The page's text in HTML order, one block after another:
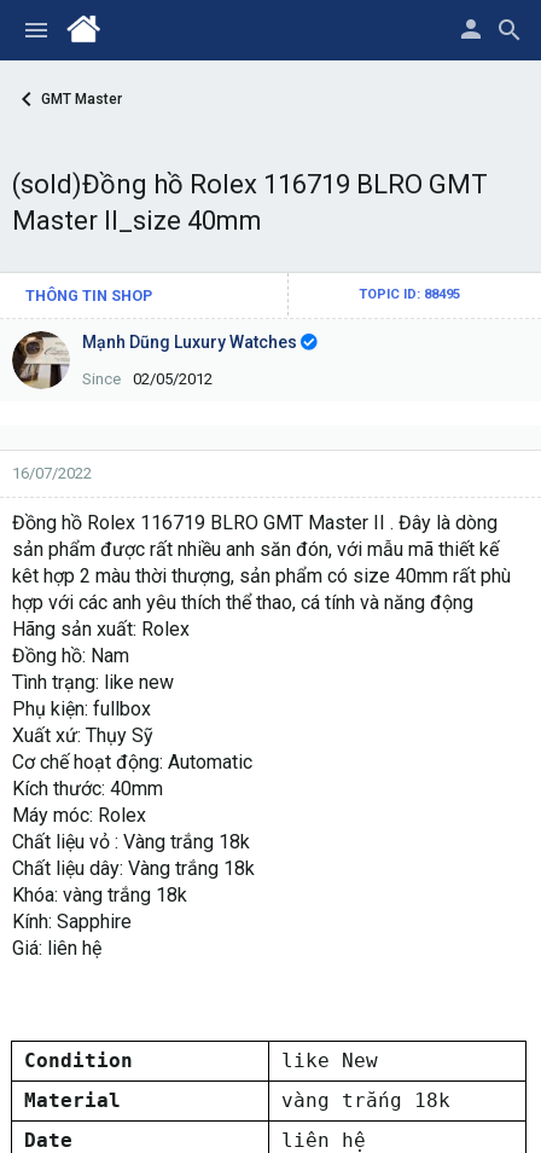
GMT Master
(sold)Đồng hồ Rolex 116719 BLRO GMT
Master II_size 40mm
THÔNG TIN SHOP TOPIC ID: 88495
Mạnh Dũng Luxury Watches
Since 02/05/2012
16/07/2022
Đồng hồ Rolex 116719 BLRO GMT Master II . Đây là dòng
sản phẩm được rất nhiều anh săn đón, với mẫu mã thiết kế
kêt hợp 2 màu thời thượng, sản phẩm có size 40mm rất phù
hợp với các anh yêu thích thể thao, cá tính và năng động
Hãng sản xuất: Rolex
Đồng hồ: Nam
Tình trạng: like new
Phụ kiện: fullbox
Xuất xứ: Thụy Sỹ
Cơ chế hoạt động: Automatic
Kích thước: 40mm
Máy móc: Rolex
Chất liệu vỏ : Vàng trắng 18k
Chất liệu dây: Vàng trắng 18k
Khóa: vàng trắng 18k
Kính: Sapphire
Giá: liên hệ
Condition
like New
Material
vàng trắng 18k
Date
liên hệ